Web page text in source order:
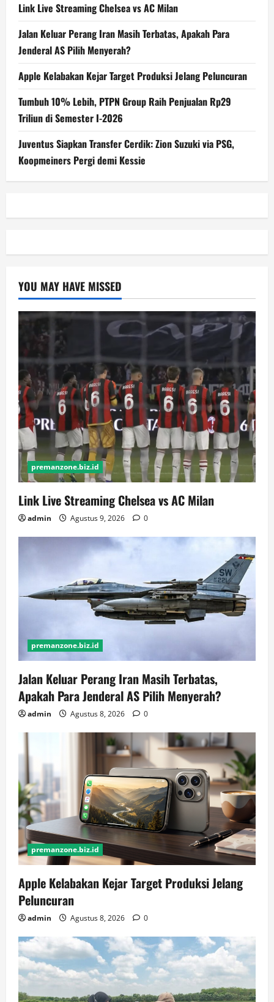
Link Live Streaming Chelsea vs AC Milan
Jalan Keluar Perang Iran Masih Terbatas, Apakah Para
Jenderal AS Pilih Menyerah?
Apple Kelabakan Kejar Target Produksi Jelang Peluncuran
Tumbuh 10% Lebih, PTPN Group Raih Penjualan Rp29
Triliun di Semester I-2026
Juventus Siapkan Transfer Cerdik: Zion Suzuki via PSG,
Koopmeiners Pergi demi Kessie
YOU MAY HAVE MISSED
premanzone.biz.id
Link Live Streaming Chelsea vs AC Milan
admin Agustus 9, 2026 0
premanzone.biz.id
Jalan Keluar Perang Iran Masih Terbatas,
Apakah Para Jenderal AS Pilih Menyerah?
admin Agustus 8, 2026 0
premanzone.biz.id
Apple Kelabakan Kejar Target Produksi Jelang
Peluncuran
admin Agustus 8, 2026 0